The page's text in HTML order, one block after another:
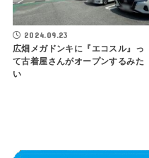
2024.09.23
広畑メガドンキに『エコスル』っ
て古着屋さんがオープンするみた
い